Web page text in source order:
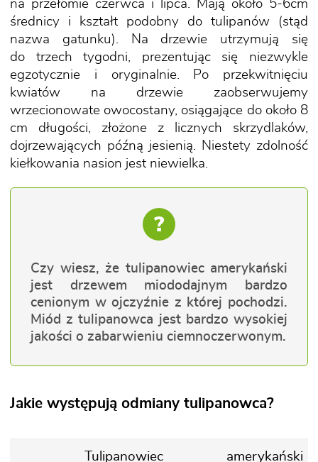
na przełomie czerwca i lipca. Mają około 5-6cm
średnicy i kształt podobny do tulipanów (stąd
nazwa gatunku). Na drzewie utrzymują się
do trzech tygodni, prezentując się niezwykle
egzotycznie i oryginalnie. Po przekwitnięciu
kwiatów na drzewie zaobserwujemy
wrzecionowate owocostany, osiągające do około 8
cm długości, złożone z licznych skrzydlaków,
dojrzewających późną jesienią. Niestety zdolność
kiełkowania nasion jest niewielka.
?
Czy wiesz, że tulipanowiec amerykański
jest drzewem miododajnym bardzo
cenionym w ojczyźnie z której pochodzi.
Miód z tulipanowca jest bardzo wysokiej
jakości o zabarwieniu ciemnoczerwonym.
Jakie występują odmiany tulipanowca?
Tulipanowiec amerykański